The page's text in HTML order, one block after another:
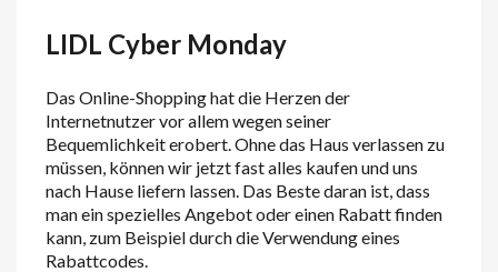
LIDL Cyber Monday
Das Online-Shopping hat die Herzen der
Internetnutzer vor allem wegen seiner
Bequemlichkeit erobert. Ohne das Haus verlassen zu
müssen, können wir jetzt fast alles kaufen und uns
nach Hause liefern lassen. Das Beste daran ist, dass
man ein spezielles Angebot oder einen Rabatt finden
kann, zum Beispiel durch die Verwendung eines
Rabattcodes.